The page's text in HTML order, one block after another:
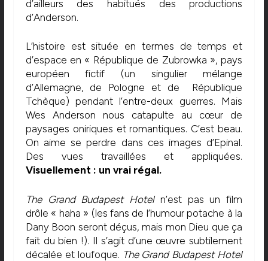
d’ailleurs des habitués des productions
d’Anderson.
L’histoire est située en termes de temps et
d’espace en « République de Zubrowka », pays
européen fictif (un singulier mélange
d’Allemagne, de Pologne et de République
Tchèque) pendant l’entre-deux guerres. Mais
Wes Anderson nous catapulte au cœur de
paysages oniriques et romantiques. C’est beau.
On aime se perdre dans ces images d’Epinal.
Des vues travaillées et appliquées.
Visuellement : un vrai régal.
The Grand Budapest Hoteln’est pas un film
drôle « haha » (les fans de l’humour potache à la
Dany Boon seront déçus, mais mon Dieu que ça
fait du bien !). Il s’agit d’une œuvre subtilement
décalée et loufoque. The Grand Budapest Hotel